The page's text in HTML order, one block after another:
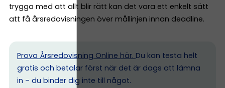
trygga med att allt blir rätt kan det vara ett enkelt sätt
att få årsredovisningen över mållinjen innan deadline.
Prova Årsredovisning Online här. Du kan testa helt
gratis och betalar först när det är dags att lämna
in – du binder dig inte till något.